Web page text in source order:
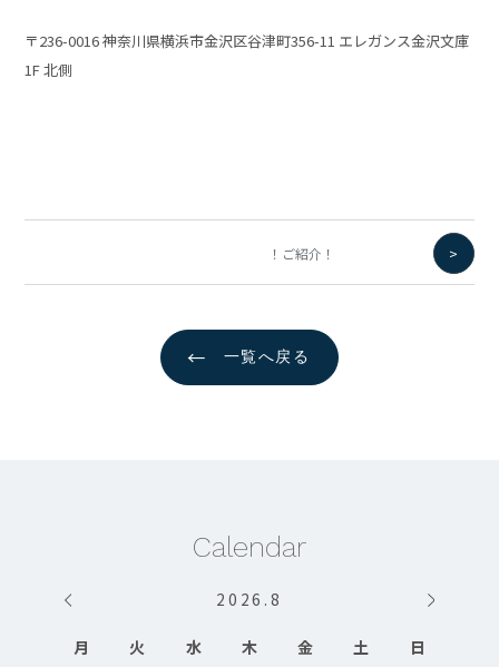
〒236-0016 神奈川県横浜市金沢区谷津町356-11 エレガンス金沢文庫
1F 北側
！ご紹介！ >
← 一覧へ戻る
Calendar
2026 .8
月 火 水 木 金 土
日